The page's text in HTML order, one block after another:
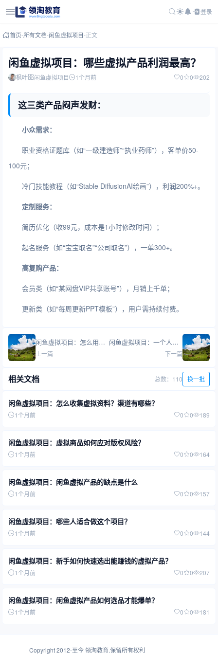
登录
首页-所有文档-闲鱼虚拟项目-正文
闲鱼虚拟项目：哪些虚拟产品利润最高？
枫叶 闲鱼虚拟项目 1个月前 0 0 202
这三类产品闷声发财：
小众需求：
职业资格证题库（如“一级建造师”“执业药师”），客单价50-
100元；
冷门技能教程（如“Stable DiffusionAI绘画”），利润200%+。
定制服务：
简历优化（收99元，成本是1小时修改时间）；
起名服务（如“宝宝取名”“公司取名”），一单300+。
高复购产品：
会员类（如“某网盘VIP共享账号”），月销上千单；
更新类（如“每周更新PPT模板”），用户需持续付费。
闲鱼虚拟项目：怎么用数据分析优化店铺？
上一篇
闲鱼虚拟项目：一个人能开几家店？
下一篇
相关文档 总数：110 换一批
闲鱼虚拟项目：怎么收集虚拟资料？渠道有哪些？
1个月前 0 0 189
闲鱼虚拟项目：虚拟商品如何应对版权风险？
1个月前 0 0 164
闲鱼虚拟项目：闲鱼虚拟产品的缺点是什么
1个月前 0 0 157
闲鱼虚拟项目：哪些人适合做这个项目？
1个月前 0 0 144
闲鱼虚拟项目：新手如何快速选出能赚钱的虚拟产品？
1个月前 0 0 207
闲鱼虚拟项目：闲鱼虚拟产品如何选品才能爆单？
1个月前 0 0 181
Copyright 2012-至今领淘教育.保留所有权利